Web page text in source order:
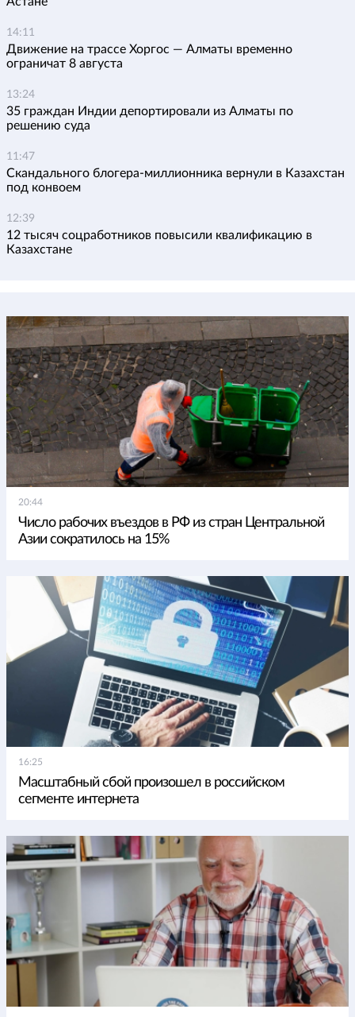
14:11
Движение на трассе Хоргос — Алматы временно
ограничат 8 августа
13:24
35 граждан Индии депортировали из Алматы по
решению суда
11:47
Скандального блогера-миллионника вернули в Казахстан
под конвоем
12:39
12 тысяч соцработников повысили квалификацию в
Казахстане
20:44
Число рабочих въездов в РФ из стран Центральной
Азии сократилось на 15%
16:25
Масштабный сбой произошел в российском
сегменте интернета